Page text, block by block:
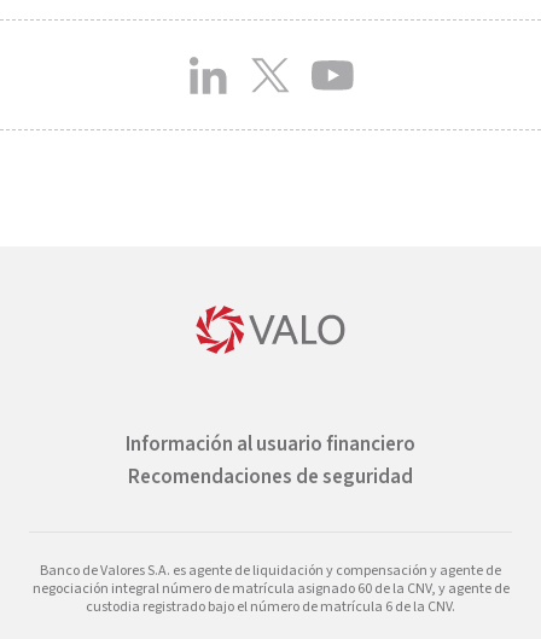
Información al usuario financiero
Recomendaciones de seguridad
Banco de Valores S.A. es agente de liquidación y compensación y agente de
negociación integral número de matrícula asignado 60 de la CNV, y agente de
custodia registrado bajo el número de matrícula 6 de la CNV.